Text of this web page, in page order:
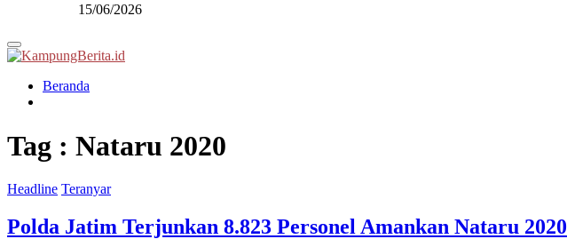
15/06/2026
Primary
Menu
Beranda
Tag : Nataru 2020
Headline Teranyar
Polda Jatim Terjunkan 8.823 Personel Amankan Nataru 2020